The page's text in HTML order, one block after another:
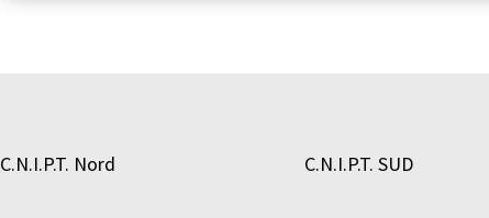
C.N.I.P.T. Nord C.N.I.P.T. SUD